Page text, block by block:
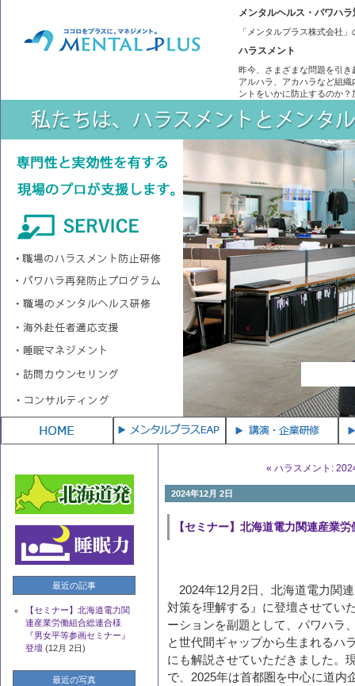
メンタルヘルス・パワハ
「メンタルプラス株式会社
ハラスメント
昨今、さまざまな問題を引
アルハラ、アカハラなど組
ントをいかに防止するのか
【セミナー】北海道電力関連産業労働組合総連合様『男女平等参
« ハラスメント:
2024年12月 2日
【セミナー】北海道電力関連産業
2024年12月 2日、北海道電力関
対策を理解する』に登壇させてい
ーションを副題として、パワハラ
と世代間ギャップから生まれるハ
にも解説させていただきました。
で、 2025年は首都圏を中心に道内
最近の記事
【セミナー】北海道電力関
連産業労働組合総連合様
『男女平等参画セミナー』
登壇 (12月 2日)
最近の写真